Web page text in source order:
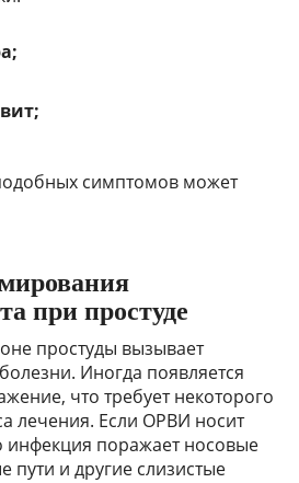
симптомов может
при простуде
простуды вызывает
Иногда появляется
что требует некоторого
лечения. Если ОРВИ носит
инфекция поражает носовые
пути и другие слизистые